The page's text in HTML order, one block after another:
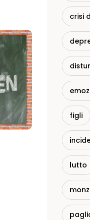
crisi
figli
lutto